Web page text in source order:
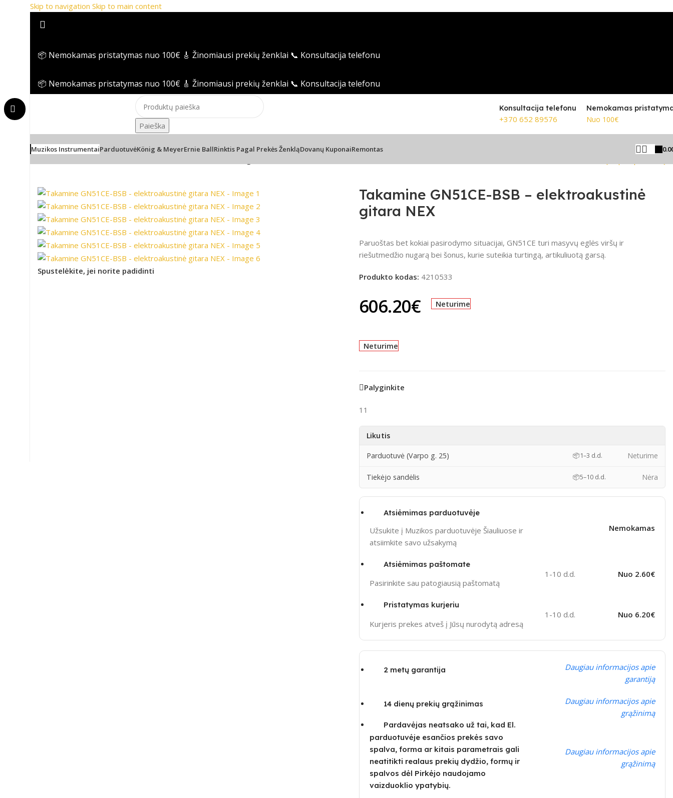
Skip to navigation Skip to main content
📦 Nemokamas pristatymas nuo 100€ 🎸 Žinomiausi prekių ženklai 📞 Konsultacija telefonu
📦 Nemokamas pristatymas nuo 100€ 🎸 Žinomiausi prekių ženklai 📞 Konsultacija telefonu
Paieška
Konsultacija telefonu
+370 652 89576
Nemokamas
Nuo 100€
Muzikos InstrumentaiParduotuvėKönig & MeyerErnie BallRinktis Pagal Prekės ŽenkląDovanų KuponaiRemontas
Spustelėkite, jei norite padidinti
Takamine GN51CE-BSB – elektroakustinė
gitara NEX
Paruoštas bet kokiai pasirodymo situacijai, GN51CE turi masyvų eglės viršų ir
riešutmedžio nugarą bei šonus, kurie suteikia turtingą, artikuliuotą garsą.
Produkto kodas: 4210533
606.20€ Neturime
Neturime
Palyginkite
11
Likutis
Parduotuvė (Varpo g. 25) 📦1–3 d.d. Neturime
Tiekėjo sandėlis 📦5–10 d.d. Nėra
Atsiėmimas parduotuvėje
Užsukite į Muzikos parduotuvėje Šiauliuose ir
atsiimkite savo užsakymą
Nemokamas
Atsiėmimas paštomate
Pasirinkite sau patogiausią paštomatą
1-10 d.d. Nuo 2.60€
Pristatymas kurjeriu
Kurjeris prekes atveš į Jūsų nurodytą adresą
1-10 d.d. Nuo 6.20€
2 metų garantija
Daugiau informacijos apie
garantiją
14 dienų prekių grąžinimas
Daugiau informacijos apie
grąžinimą
Pardavėjas neatsako už tai, kad El.
parduotuvėje esančios prekės savo
spalva, forma ar kitais parametrais gali
neatitikti realaus prekių dydžio, formų ir
spalvos dėl Pirkėjo naudojamo
vaizduoklio ypatybių.
Daugiau informacijos apie
grąžinimą